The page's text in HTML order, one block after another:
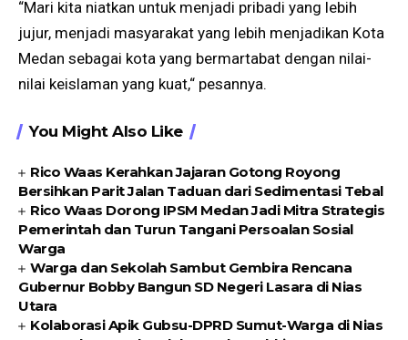
“Mari kita niatkan untuk menjadi pribadi yang lebih
jujur, menjadi masyarakat yang lebih menjadikan Kota
Medan sebagai kota yang bermartabat dengan nilai-
nilai keislaman yang kuat,“ pesannya.
You Might Also Like
Rico Waas Kerahkan Jajaran Gotong Royong
Bersihkan Parit Jalan Taduan dari Sedimentasi Tebal
Rico Waas Dorong IPSM Medan Jadi Mitra Strategis
Pemerintah dan Turun Tangani Persoalan Sosial
Warga
Warga dan Sekolah Sambut Gembira Rencana
Gubernur Bobby Bangun SD Negeri Lasara di Nias
Utara
Kolaborasi Apik Gubsu-DPRD Sumut-Warga di Nias